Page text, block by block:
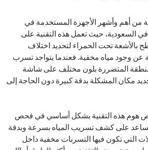
من أهم وأشهر الأجهزة المستخدمة في
السعودية، حيث تعمل هذه التقنية على
بالأشعة تحت الحمراء لتحديد اختلاف
عن وجود مياه مخفية. فعندما يتواجد تسرب
المتضررة بلون مختلف على شاشة
مكان المشكلة بدقة كبيرة دون الحاجة إلى
هوم هذه التقنية بشكل أساسي في فحص
تساعد على كشف تسريب المياه بسرعة وبدقة
التي تكون فيها التسربات مخفية داخل